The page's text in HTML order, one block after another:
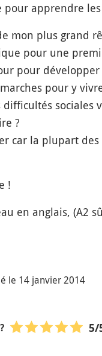
apprendre
mon plus grand
pour une
pour
pour y
sociales
?
car la plupart
!
en anglais, (A2
le 14 janvier 2014
5/